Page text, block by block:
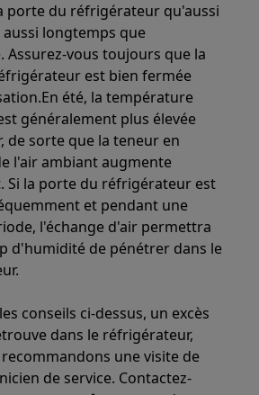
porte du réfrigérateur qu'aussi
longtemps que
Assurez-vous toujours que la
est bien fermée
été, la température
généralement plus élevée
de sorte que la teneur en
l'air ambiant augmente
Si la porte du réfrigérateur est
et pendant une
l'échange d'air permettra
d'humidité de pénétrer dans le
conseils ci-dessus, un excès
dans le réfrigérateur,
une visite de
de service. Contactez-